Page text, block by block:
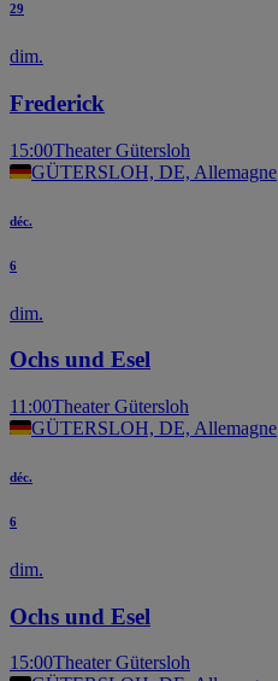
29
dim.
Frederick
15:00Theater Gütersloh
GÜTERSLOH, DE, Allemagne
déc.
6
dim.
Ochs und Esel
11:00Theater Gütersloh
GÜTERSLOH, DE, Allemagne
déc.
6
dim.
Ochs und Esel
15:00Theater Gütersloh